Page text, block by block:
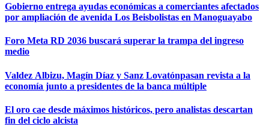
Gobierno entrega ayudas económicas a comerciantes afectados
por ampliación de avenida Los Beisbolistas en Manoguayabo
Foro Meta RD 2036 buscará superar la trampa del ingreso
medio
Valdez Albizu, Magín Díaz y Sanz Lovatónpasan revista a la
economía junto a presidentes de la banca múltiple
El oro cae desde máximos históricos, pero analistas descartan
fin del ciclo alcista